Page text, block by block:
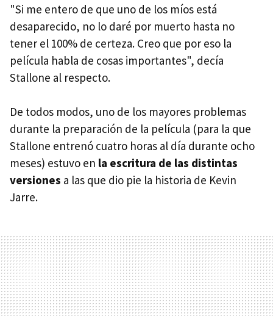
"Si me entero de que uno de los míos está
desaparecido, no lo daré por muerto hasta no
tener el 100% de certeza. Creo que por eso la
película habla de cosas importantes", decía
Stallone al respecto.
De todos modos, uno de los mayores problemas
durante la preparación de la película (para la que
Stallone entrenó cuatro horas al día durante ocho
meses) estuvo en la escritura de las distintas
versiones a las que dio pie la historia de Kevin
Jarre.